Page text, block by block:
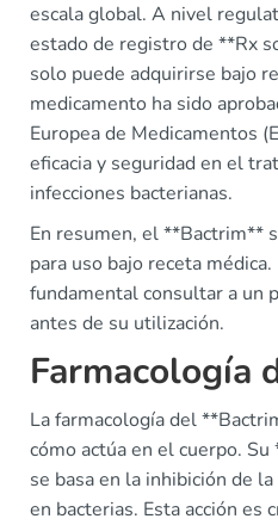
escala global. A nivel
estado de registro de **Rx
solo puede adquirirse bajo
medicamento ha sido
Europea de Medicamentos
eficacia y seguridad en el
infecciones bacterianas.
En resumen, el **Bactrim**
para uso bajo receta
fundamental consultar a un
antes de su utilización.
Farmacología
La farmacología del
cómo actúa en el cuerpo.
se basa en la inhibición de
en bacterias. Esta acción es